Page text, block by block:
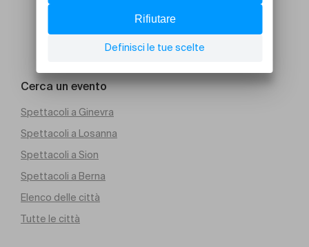
Cerca un evento
Spettacoli a Ginevra
Spettacoli a Losanna
Spettacoli a Sion
Spettacoli a Berna
Elenco delle città
Tutte le città